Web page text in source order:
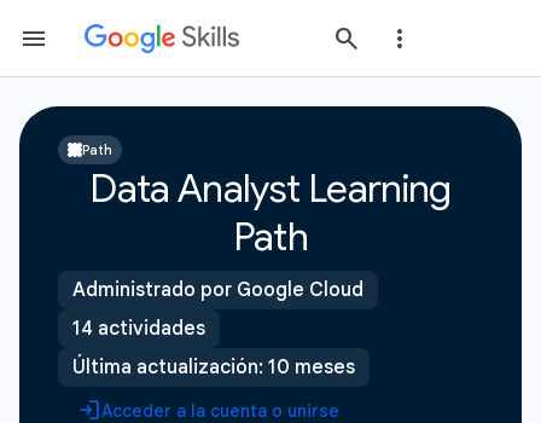
Path
Data Analyst Learning
Path
Administrado por Google Cloud
14 actividades
Última actualización: 10 meses
Acceder a la cuenta o unirse